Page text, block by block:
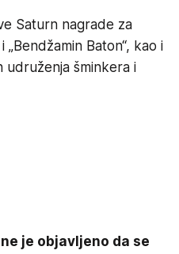
Saturn nagrade za
„Bendžamin Baton“, kao i
udruženja šminkera i
je objavljeno da se